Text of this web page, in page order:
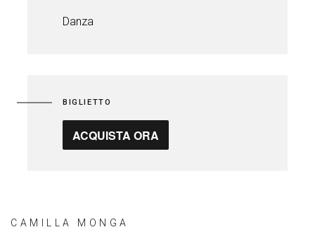
Danza
BIGLIETTO
ACQUISTA ORA
CAMILLA MONGA